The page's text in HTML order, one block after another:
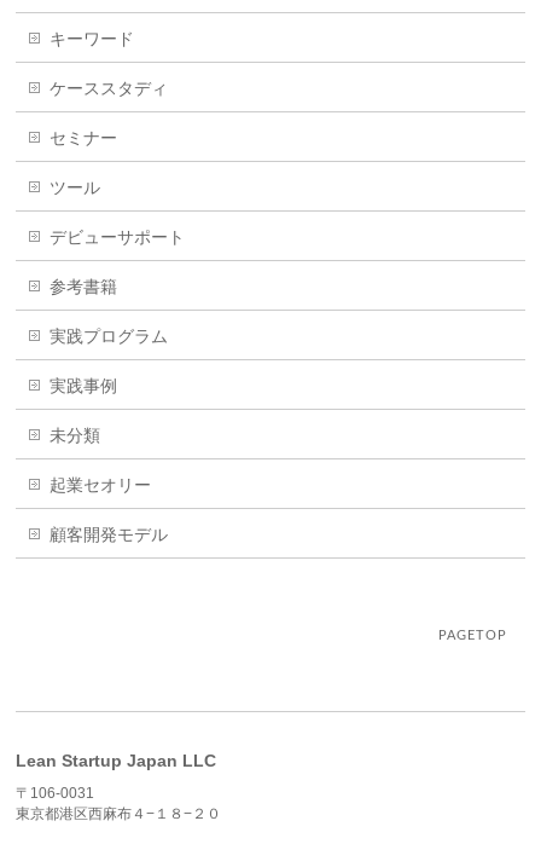
キーワード
ケーススタディ
セミナー
ツール
デビューサポート
参考書籍
実践プログラム
実践事例
未分類
起業セオリー
顧客開発モデル
PAGETOP
Lean Startup Japan LLC
〒106-0031
東京都港区西麻布４−１８−２０